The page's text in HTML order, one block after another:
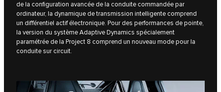
de la configuration avancée de la conduite commandée par
ordinateur, la dynamique de transmission intelligente comprend
un différentiel actif électronique. Pour des performances de pointe,
la version du système Adaptive Dynamics spécialement
paramétrée de la Project 8 comprend un nouveau mode pour la
conduite sur circuit.